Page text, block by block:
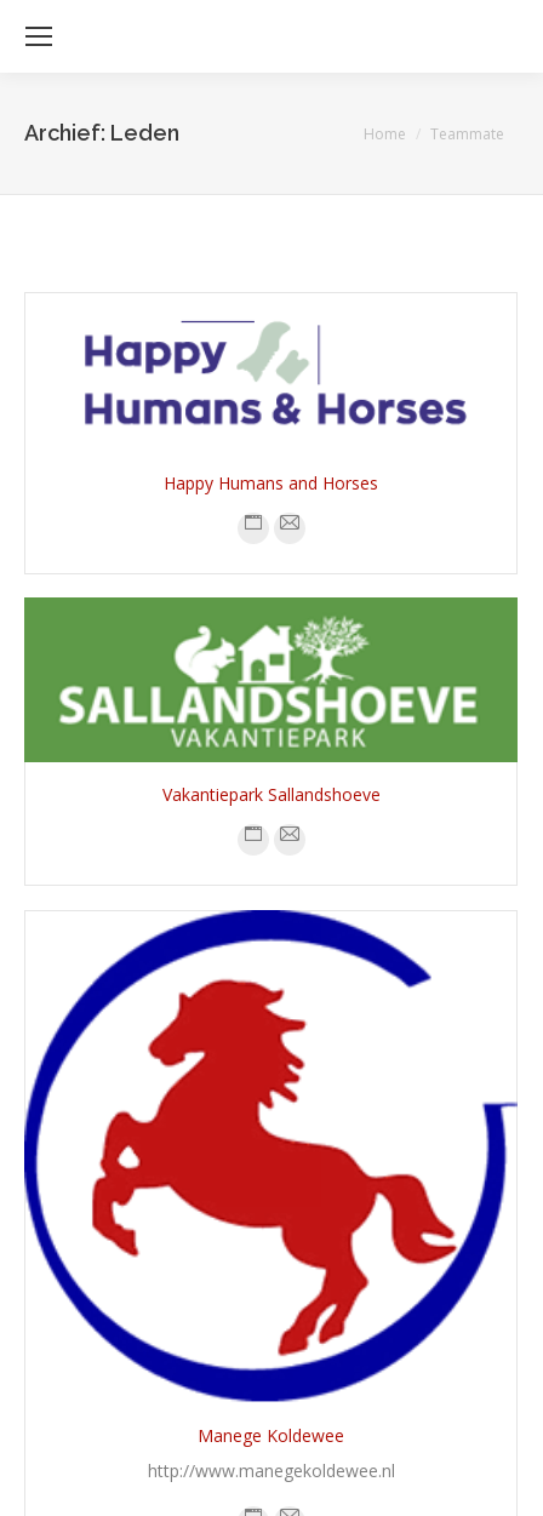
Archief: Leden Je bent hier:
Home Teammate
Happy Humans and Horses
Vakantiepark Sallandshoeve
Manege Koldewee
http://www.manegekoldewee.nl